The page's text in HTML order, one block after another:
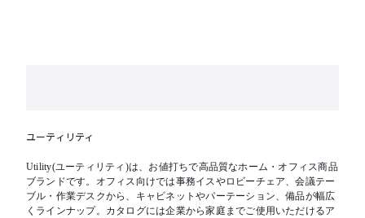
ユーティリティ
Utility(ユーティリティ)は、お値打ちで高品質なホーム・オフィス商品
ブランドです。オフィス向けでは事務イスやロビーチェア、会議テー
ブル・作業デスクから、キャビネットやパーテーション、備品が幅広
くラインナップ。カタログには企業から家庭までご使用いただけるア